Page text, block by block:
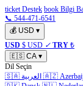
ticket Destek book Bilgi
📞 544-471-6541
💰 USD ▾
USD $ USD ✓ TRY ₺
🇪🇸 CA ▾
Dil Seçin
🇸🇦 العربية 🇦🇿